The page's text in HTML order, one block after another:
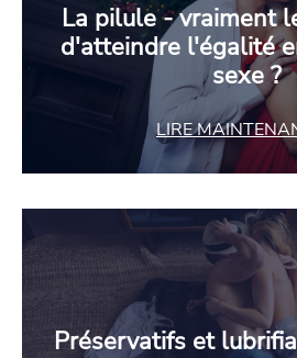
La pilule - vraiment
d'atteindre l'égalité
sexe ?
LIRE
Préservatifs et